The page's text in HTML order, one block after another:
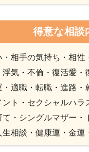
得意な相談
相手の気持ち・相
気・不倫・復活愛
適職・転職・進路
ト・セクシャルハ
・シングルマザー
相談・健康運・金運